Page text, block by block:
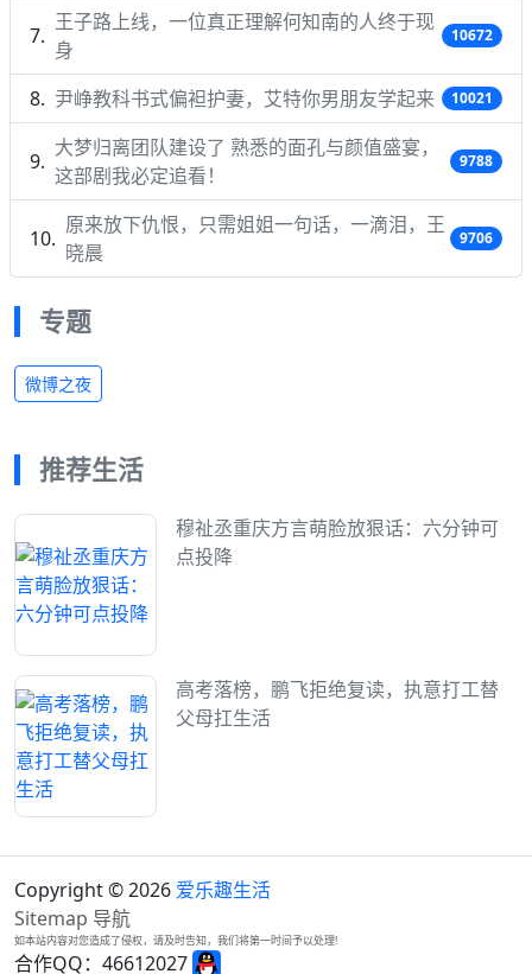
王子路上线，一位真正理解何知南的人终于现
身
10672
尹峥教科书式偏袒护妻，艾特你男朋友学起来 10021
大梦归离团队建设了 熟悉的面孔与颜值盛宴，
这部剧我必定追看！
9788
原来放下仇恨，只需姐姐一句话，一滴泪，王
晓晨
9706
专题
微博之夜
推荐生活
穆祉丞重庆方言萌脸放狠话：六分钟可
点投降
高考落榜，鹏飞拒绝复读，执意打工替
父母扛生活
Copyright © 2026 爱乐趣生活
Sitemap 导航
如本站内容对您造成了侵权，请及时告知，我们将第一时间予以处理!
合作QQ：46612027